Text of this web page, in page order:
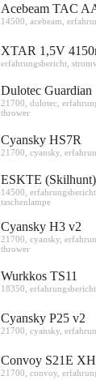
Acebeam TAC
14500 acebeam
XTAR 1,5V
erfahrungsbericht,
Dulotec Guardian
21700 dulotec,
thrower
Cyansky HS7R
21700 cyansky,
ESKTE
14500 erfahrungsbericht,
taschenlampe
Cyansky H3 v2
21700 cyansky,
thrower
Wurkkos TS11
18350 erfahrungsbericht,
Cyansky P25 v2
21700 cyansky,
Convoy S21E
21700 convoy,